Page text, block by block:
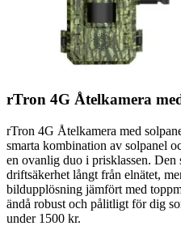
rTron 4G Åtelkamera
rTron 4G Åtelkamera med
smarta kombination av solpanel
en ovanlig duo i prisklassen. Den
driftsäkerhet långt från elnätet,
bildupplösning jämfört med
ändå robust och pålitligt för dig
under 1500 kr.